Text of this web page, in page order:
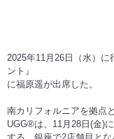
2025年11月26日（水）
ント』
に福原遥が出席した。
南カリフォルニアを拠点
UGG®は、11月28日(金)